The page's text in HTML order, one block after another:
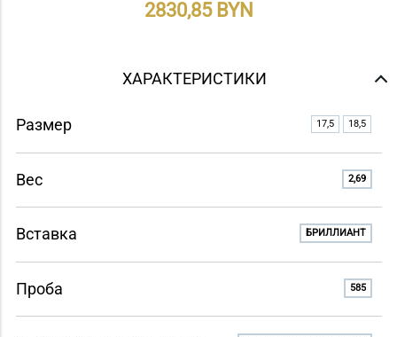
2830,85
ХАРАКТЕРИСТИКИ
Размер 17,5 18,5
Вес 2,69
Вставка БРИЛЛИАНТ
Проба 585